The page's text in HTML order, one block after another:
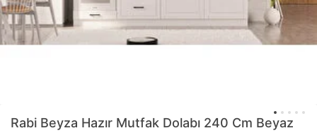
Rabi Beyza Hazır Mutfak Dolabı 240 Cm Beyaz